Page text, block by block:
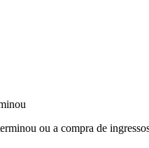
ou a compra de